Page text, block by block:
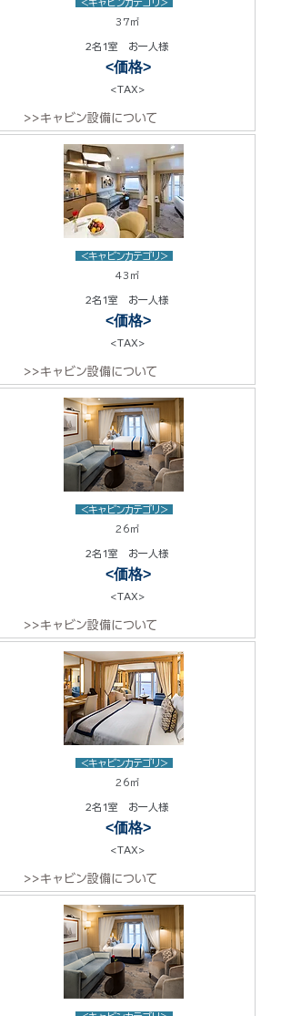
<キャビンカテゴリ>
37㎡
2名1室 お一人様
<価格>
<TAX>
>>キャビン設備について
<キャビンカテゴリ>
43㎡
2名1室 お一人様
<価格>
<TAX>
>>キャビン設備について
<キャビンカテゴリ>
26㎡
2名1室 お一人様
<価格>
<TAX>
>>キャビン設備について
<キャビンカテゴリ>
26㎡
2名1室 お一人様
<価格>
<TAX>
>>キャビン設備について